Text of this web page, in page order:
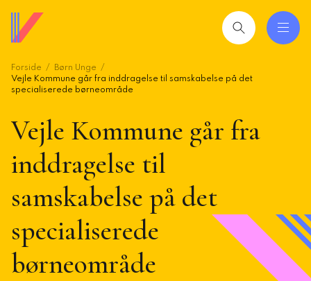
hovedindhold
Forside
Børn Unge
Vejle Kommune går fra inddragelse til samskabelse på det
specialiserede børneområde
Vejle Kommune går fra
inddragelse til
samskabelse på det
specialiserede
børneområde
uddannelser